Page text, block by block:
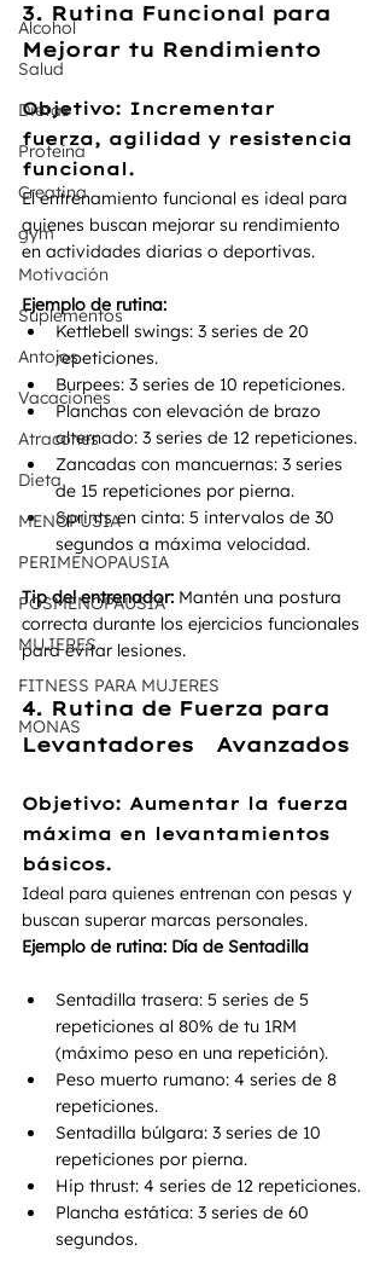
Alcohol
Salud
Dietas
Proteína
Creatina
gym
Motivación
Suplementos
Antojos
Vacaciones
Atracones
Dieta
MENOPUSIA
PERIMENOPAUSIA
POSMENOPAUSIA
MUJERES
FITNESS PARA MUJERES
MONAS
3. Rutina Funcional para
Mejorar tu Rendimiento
Objetivo: Incrementar
fuerza, agilidad y resistencia
funcional.
El entrenamiento funcional es ideal para
quienes buscan mejorar su rendimiento
en actividades diarias o deportivas.
Ejemplo de rutina:
Kettlebell swings: 3 series de 20
repeticiones.
Burpees: 3 series de 10 repeticiones.
Planchas con elevación de brazo
alternado: 3 series de 12 repeticiones.
Zancadas con mancuernas: 3 series
de 15 repeticiones por pierna.
Sprints en cinta: 5 intervalos de 30
segundos a máxima velocidad.
Tip del entrenador: Mantén una postura
correcta durante los ejercicios funcionales
para evitar lesiones.
4. Rutina de Fuerza para
Levantadores   Avanzados
Objetivo: Aumentar la fuerza
máxima en levantamientos
básicos.
Ideal para quienes entrenan con pesas y
buscan superar marcas personales.
Ejemplo de rutina: Día de Sentadilla
Sentadilla trasera: 5 series de 5
repeticiones al 80% de tu 1RM
(máximo peso en una repetición).
Peso muerto rumano: 4 series de 8
repeticiones.
Sentadilla búlgara: 3 series de 10
repeticiones por pierna.
Hip thrust: 4 series de 12 repeticiones.
Plancha estática: 3 series de 60
segundos.